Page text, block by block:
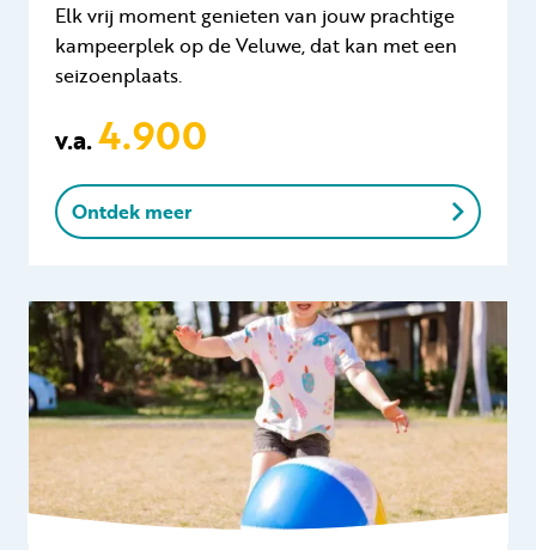
Elk vrij moment genieten van jouw prachtige
kampeerplek op de Veluwe, dat kan met een
seizoenplaats.
v.a.4.900
Ontdek meer